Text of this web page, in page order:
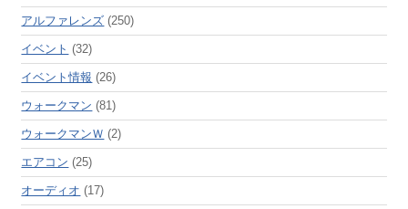
アルファレンズ (250)
イベント (32)
イベント情報 (26)
ウォークマン (81)
ウォークマンＷ (2)
エアコン (25)
オーディオ (17)